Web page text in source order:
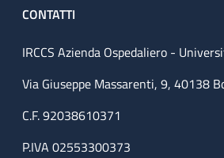
CONTATTI
IRCCS Azienda Ospedaliero -
Via Giuseppe Massarenti, 9, 40138
C.F. 92038610371
P.IVA 02553300373